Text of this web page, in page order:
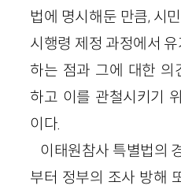
법에 명시해둔 만큼, 시
시행령 제정 과정에서
하는 점과 그에 대한 의
하고 이를 관철시키기
이다.
이태원참사 특별법의
부터 정부의 조사 방해